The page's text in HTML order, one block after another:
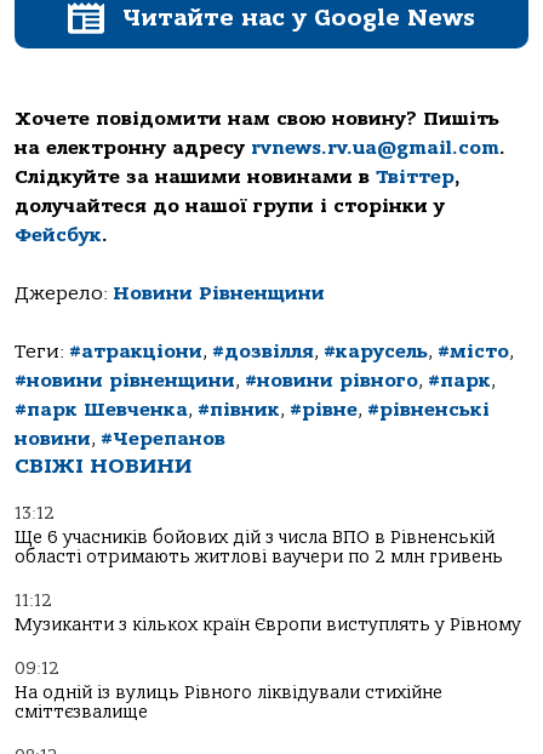
Читайте нас у Google News
Хочете повідомити нам свою новину? Пишіть
на електронну адресу rvnews.rv.ua@gmail.com.
Слідкуйте за нашими новинами в Твіттер,
долучайтеся до нашої групи і сторінки у
Фейсбук.
Джерело: Новини Рівненщини
Теги: #атракціони, #дозвілля, #карусель, #місто,
#новини рівненщини, #новини рівного, #парк,
#парк Шевченка, #півник, #рівне, #рівненські
новини, #Черепанов
СВІЖІ НОВИНИ
13:12
Ще 6 учасників бойових дій з числа ВПО в Рівненській
області отримають житлові ваучери по 2 млн гривень
11:12
Музиканти з кількох країн Європи виступлять у Рівному
09:12
На одній із вулиць Рівного ліквідували стихійне
сміттєзвалище